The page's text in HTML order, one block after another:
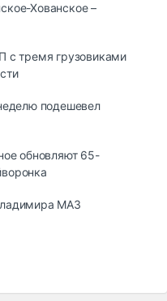
Хованское –
с тремя грузовиками
подешевел
обновляют 65-
МАЗ